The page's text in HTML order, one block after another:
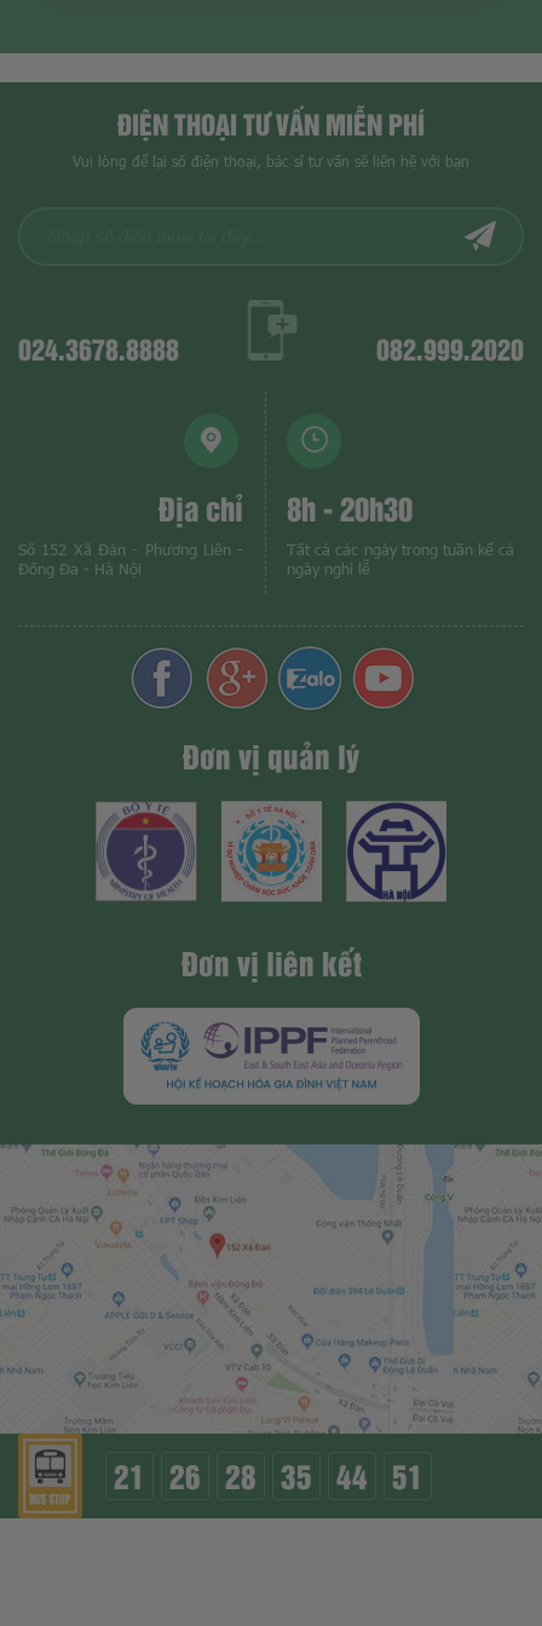
ĐIỆN THOẠI TƯ VẤN MIỄN PHÍ
Vui lòng để lại số điện thoại, bác sĩ tư vấn sẽ liên hệ với bạn
024.3678.8888 082.999.2020
Địa chỉ
Số 152 Xã Đàn - Phương Liên -
Đống Đa - Hà Nội
8h - 20h30
Tất cả các ngày trong tuần kể cả
ngày nghỉ lễ
Đơn vị quản lý
Đơn vị liên kết
21 26 28 35 44 51